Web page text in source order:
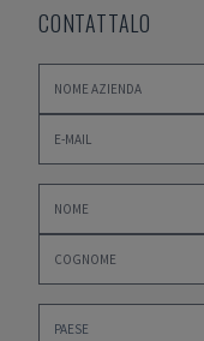
CONTATTALO